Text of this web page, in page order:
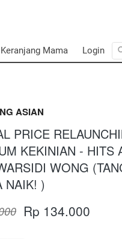
Keranjang Mama Login
ASIAN
PRICE
KEKINIAN - HITS
WONG
NAIK! )
Rp 134.000